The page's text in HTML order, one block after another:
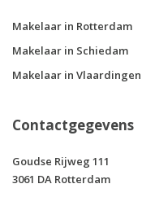
Makelaar in Rotterdam
Makelaar in Schiedam
Makelaar in Vlaardingen
Contactgegevens
Goudse Rijweg 111
3061 DA Rotterdam